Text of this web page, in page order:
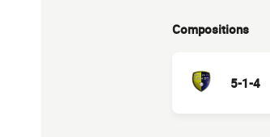
Compositions
5-1-4